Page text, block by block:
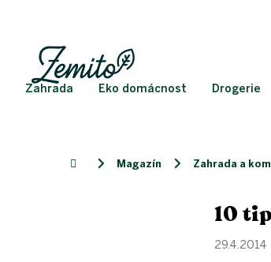
Zahrada Eko domácnost Drogerie
Domů Magazín Zahrada a
10
29.4.2014